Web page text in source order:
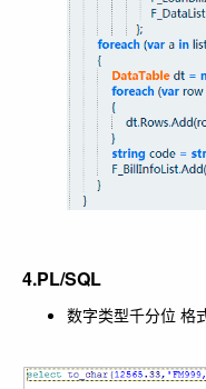
4.PL/SQL
数字类型千分位 格